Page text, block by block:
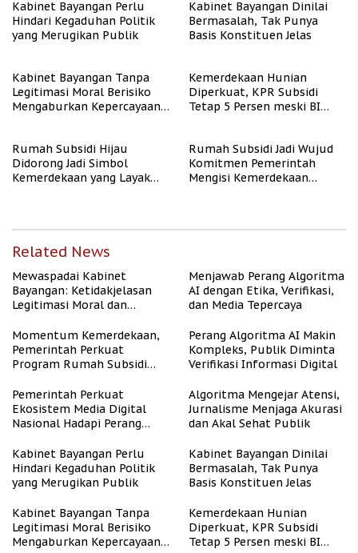
Kabinet Bayangan Perlu
Hindari Kegaduhan Politik
yang Merugikan Publik
Kabinet Bayangan Dinilai
Bermasalah, Tak Punya
Basis Konstituen Jelas
Kabinet Bayangan Tanpa
Legitimasi Moral Berisiko
Mengaburkan Kepercayaan
Kemerdekaan Hunian
Diperkuat, KPR Subsidi
Tetap 5 Persen meski BI
Rumah Subsidi Hijau
Didorong Jadi Simbol
Kemerdekaan yang Layak
Rumah Subsidi Jadi Wujud
Komitmen Pemerintah
Mengisi Kemerdekaan
Related News
Mewaspadai Kabinet
Bayangan: Ketidakjelasan
Legitimasi Moral dan
Menjawab Perang Algoritma
AI dengan Etika, Verifikasi,
dan Media Tepercaya
Momentum Kemerdekaan,
Pemerintah Perkuat
Program Rumah Subsidi
Berpenghasilan Rendah
Perang Algoritma AI Makin
Kompleks, Publik Diminta
Verifikasi Informasi Digital
Pemerintah Perkuat
Ekosistem Media Digital
Nasional Hadapi Perang
Algoritma Mengejar Atensi,
Jurnalisme Menjaga Akurasi
dan Akal Sehat Publik
Kabinet Bayangan Perlu
Hindari Kegaduhan Politik
yang Merugikan Publik
Kabinet Bayangan Dinilai
Bermasalah, Tak Punya
Basis Konstituen Jelas
Kabinet Bayangan Tanpa
Legitimasi Moral Berisiko
Mengaburkan Kepercayaan
Kemerdekaan Hunian
Diperkuat, KPR Subsidi
Tetap 5 Persen meski BI